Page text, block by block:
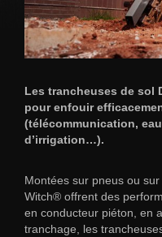
Les trancheuses de sol
pour enfouir
(télécommunication,
d’irrigation…).
Montées sur pneus ou
Witch® offrent des
en conducteur piéton, en
tranchage, les